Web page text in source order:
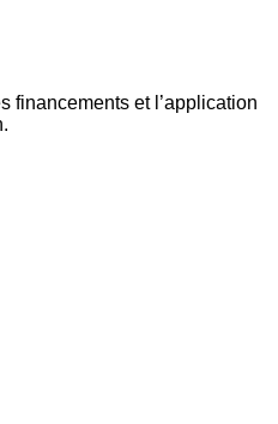
financements et l’application